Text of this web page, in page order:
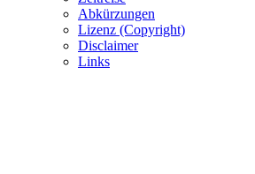
Abkürzungen
Lizenz (Copyright)
Disclaimer
Links